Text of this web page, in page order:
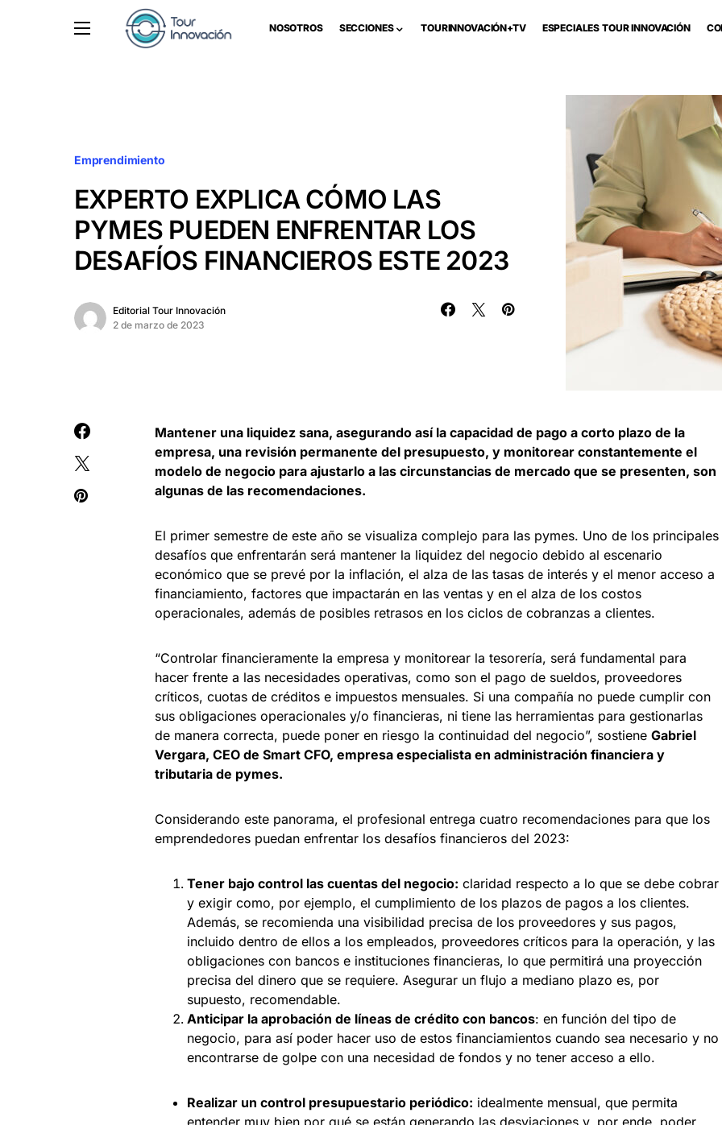
NOSOTROS SECCIONES TOURINNOVACIÓN+TV ESPECIALES TOUR INNOVACIÓN
Emprendimiento
EXPERTO EXPLICA CÓMO LAS
PYMES PUEDEN ENFRENTAR LOS
DESAFÍOS FINANCIEROS ESTE 2023
Editorial Tour Innovación
2 de marzo de 2023
Mantener una liquidez sana, asegurando así la capacidad de pago a corto plazo de la
empresa, una revisión permanente del presupuesto, y monitorear constantemente el
modelo de negocio para ajustarlo a las circunstancias de mercado que se presenten, son
algunas de las recomendaciones.
El primer semestre de este año se visualiza complejo para las pymes. Uno de los principales
desafíos que enfrentarán será mantener la liquidez del negocio debido al escenario
económico que se prevé por la inflación, el alza de las tasas de interés y el menor acceso a
financiamiento, factores que impactarán en las ventas y en el alza de los costos
operacionales, además de posibles retrasos en los ciclos de cobranzas a clientes.
“Controlar financieramente la empresa y monitorear la tesorería, será fundamental para
hacer frente a las necesidades operativas, como son el pago de sueldos, proveedores
críticos, cuotas de créditos e impuestos mensuales. Si una compañía no puede cumplir con
sus obligaciones operacionales y/o financieras, ni tiene las herramientas para gestionarlas
de manera correcta, puede poner en riesgo la continuidad del negocio”, sostiene Gabriel
Vergara, CEO de Smart CFO, empresa especialista en administración financiera y
tributaria de pymes.
Considerando este panorama, el profesional entrega cuatro recomendaciones para que los
emprendedores puedan enfrentar los desafíos financieros del 2023:
Tener bajo control las cuentas del negocio: claridad respecto a lo que se debe cobrar
y exigir como, por ejemplo, el cumplimiento de los plazos de pagos a los clientes.
Además, se recomienda una visibilidad precisa de los proveedores y sus pagos,
incluido dentro de ellos a los empleados, proveedores críticos para la operación, y las
obligaciones con bancos e instituciones financieras, lo que permitirá una proyección
precisa del dinero que se requiere. Asegurar un flujo a mediano plazo es, por
supuesto, recomendable.
Anticipar la aprobación de líneas de crédito con bancos: en función del tipo de
negocio, para así poder hacer uso de estos financiamientos cuando sea necesario y no
encontrarse de golpe con una necesidad de fondos y no tener acceso a ello.
Realizar un control presupuestario periódico: idealmente mensual, que permita
entender muy bien por qué se están generando las desviaciones y, por ende, poder